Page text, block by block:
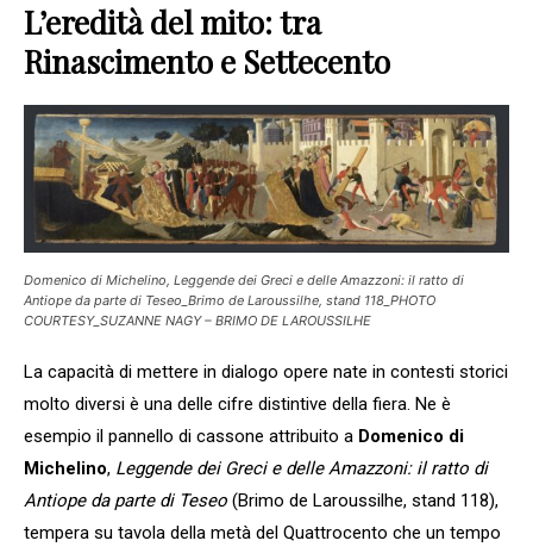
L’eredità del mito: tra
Rinascimento e Settecento
Domenico di Michelino, Leggende dei Greci e delle Amazzoni: il ratto di
Antiope da parte di Teseo_Brimo de Laroussilhe, stand 118_PHOTO
COURTESY_SUZANNE NAGY – BRIMO DE LAROUSSILHE
La capacità di mettere in dialogo opere nate in contesti storici
molto diversi è una delle cifre distintive della fiera. Ne è
esempio il pannello di cassone attribuito a Domenico di
Michelino, Leggende dei Greci e delle Amazzoni: il ratto di
Antiope da parte di Teseo (Brimo de Laroussilhe, stand 118),
tempera su tavola della metà del Quattrocento che un tempo